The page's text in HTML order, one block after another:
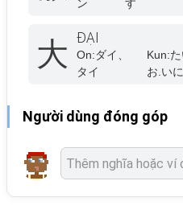
ン
す
大 ĐẠI
On:ダイ、
タイ
Kun:
お.いに
Người dùng đóng góp